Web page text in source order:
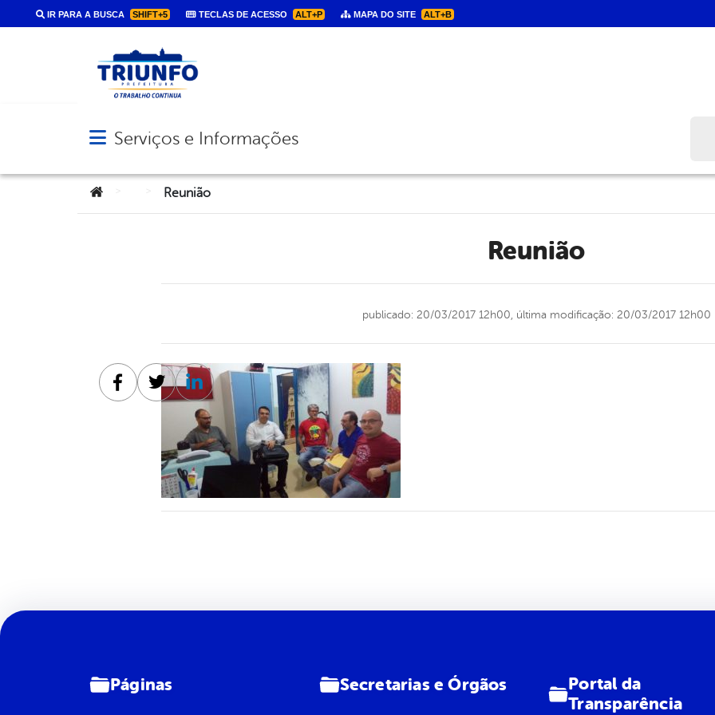
IR PARA A BUSCA SHIFT+5 TECLAS DE ACESSO ALT+P MAPA DO SITE ALT+B
Abrir menu principal de navegação
Serviços e Informações
Você está aqui:Reunião
Reunião
publicado: 20/03/2017 12h00, última modificação: 20/03/2017 12h00
Facebook
TwitterLinkedin
Páginas Secretarias e Órgãos
Portal da
Transparência